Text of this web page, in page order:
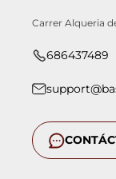
Carrer Alqueria
686437489